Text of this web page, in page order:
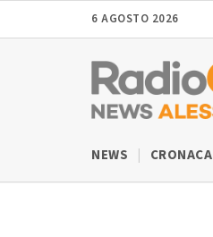
6 AGOSTO 2026
NEWS CRONACA